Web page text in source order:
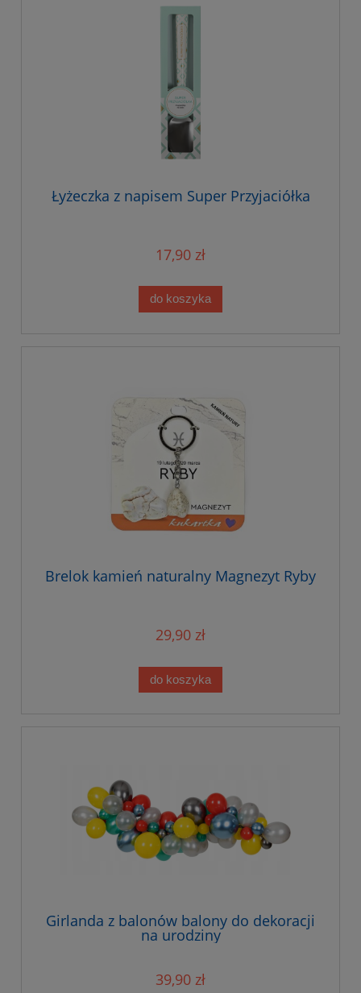
Łyżeczka z napisem Super Przyjaciółka
17,90 zł
do koszyka
Brelok kamień naturalny Magnezyt Ryby
29,90 zł
do koszyka
Girlanda z balonów balony do dekoracji
na urodziny
39,90 zł